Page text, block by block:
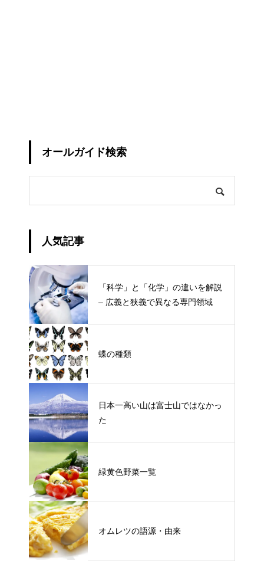
オールガイド検索
人気記事
「科学」と「化学」の違いを解説
– 広義と狭義で異なる専門領域
蝶の種類
日本一高い山は富士山ではなかっ
た
緑黄色野菜一覧
オムレツの語源・由来